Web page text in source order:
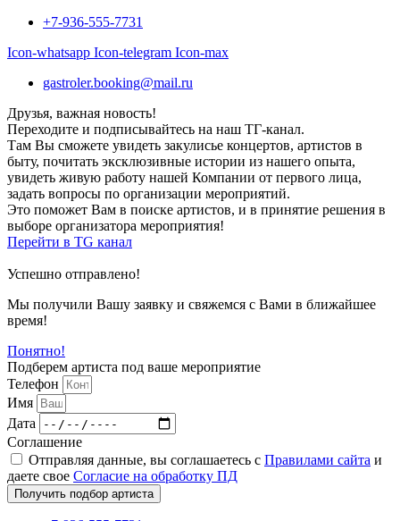
+7-936-555-7731
Icon-whatsapp Icon-telegram Icon-max
gastroler.booking@mail.ru
Друзья, важная новость!
Переходите и подписывайтесь на наш ТГ-канал.
Там Вы сможете увидеть закулисье концертов, артистов в
быту, почитать эксклюзивные истории из нашего опыта,
увидеть живую работу нашей Компании от первого лица,
задать вопросы по организации мероприятий.
Это поможет Вам в поиске артистов, и в принятие решения в
выборе организатора мероприятия!
Перейти в TG канал
Успешно отправлено!
Мы получили Вашу заявку и свяжемся с Вами в ближайшее
время!
Понятно!
Подберем артиста под ваше мероприятие
Телефон
Имя
Дата
Соглашение
Отправляя данные, вы соглашаетесь с Правилами сайта и
даете свое Согласие на обработку ПД
Получить подбор артиста